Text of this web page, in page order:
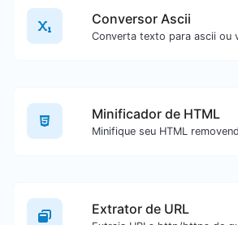
Conversor Ascii
Minificador de HTML
Extrator de URL